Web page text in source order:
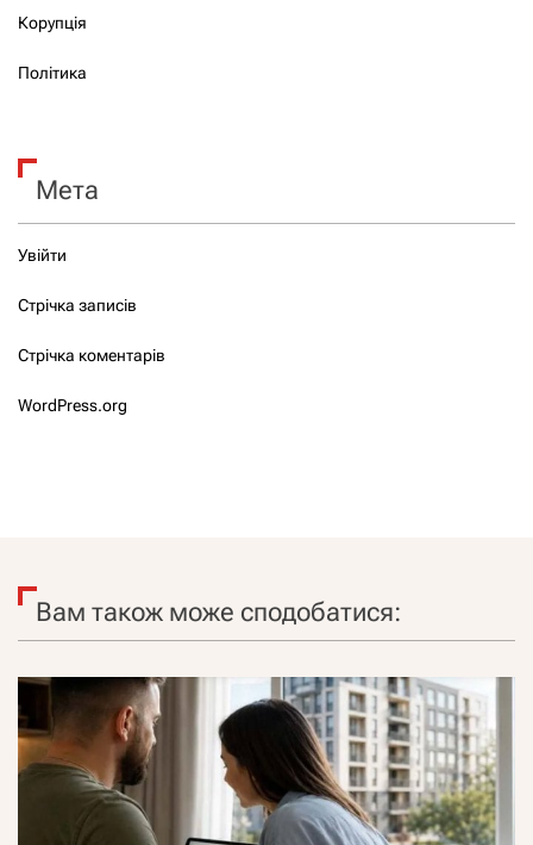
Корупція
Політика
Мета
Увійти
Стрічка записів
Стрічка коментарів
WordPress.org
Вам також може сподобатися: